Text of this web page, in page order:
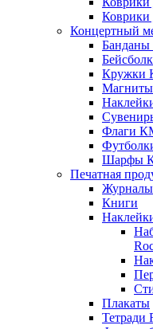
Коврики
Концертный
Кружки
Флаги
Шарфы
Печатная
Журналы
Книги
Плакаты
Тетради